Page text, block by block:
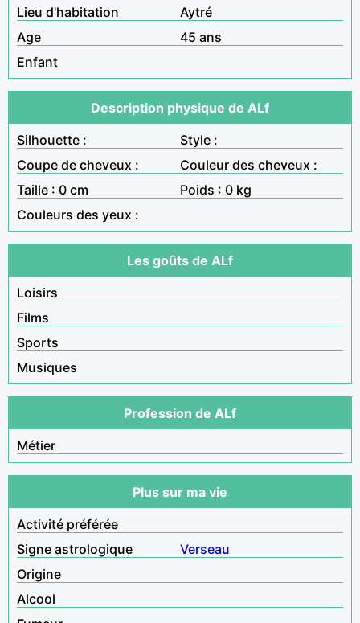
Lieu d'habitation
Aytré
Age
45 ans
Enfant
Description physique de ALf
Silhouette :
Style :
Coupe de cheveux :
Couleur des cheveux :
Taille : 0 cm
Poids : 0 kg
Couleurs des yeux :
Les goûts de ALf
Loisirs
Films
Sports
Musiques
Profession de ALf
Métier
Plus sur ma vie
Activité préférée
Signe astrologique
Verseau
Origine
Alcool